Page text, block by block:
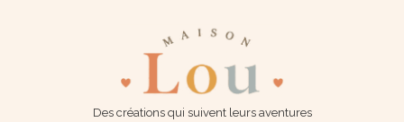
Des créations qui suivent leurs aventures